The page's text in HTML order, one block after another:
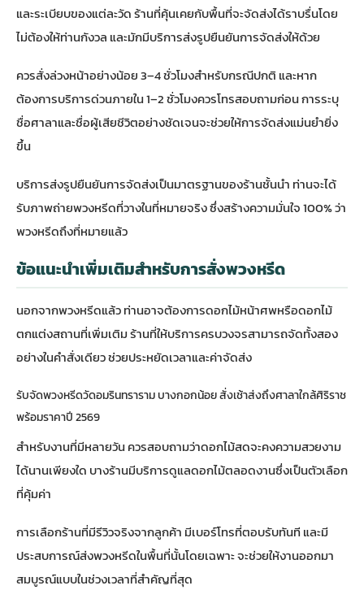
และระเบียบของแต่ละวัด ร้านที่คุ้นเคยกับพื้นที่จะจัดส่งได้ราบรื่นโดย
ไม่ต้องให้ท่านกังวล และมักมีบริการส่งรูปยืนยันการจัดส่งให้ด้วย
ควรสั่งล่วงหน้าอย่างน้อย 3–4 ชั่วโมงสำหรับกรณีปกติ และหาก
ต้องการบริการด่วนภายใน 1–2 ชั่วโมงควรโทรสอบถามก่อน การระบุ
ชื่อศาลาและชื่อผู้เสียชีวิตอย่างชัดเจนจะช่วยให้การจัดส่งแม่นยำยิ่ง
ขึ้น
บริการส่งรูปยืนยันการจัดส่งเป็นมาตรฐานของร้านชั้นนำ ท่านจะได้
รับภาพถ่ายพวงหรีดที่วางในที่หมายจริง ซึ่งสร้างความมั่นใจ 100% ว่า
พวงหรีดถึงที่หมายแล้ว
ข้อแนะนำเพิ่มเติมสำหรับการสั่งพวงหรีด
นอกจากพวงหรีดแล้ว ท่านอาจต้องการดอกไม้หน้าศพหรือดอกไม้
ตกแต่งสถานที่เพิ่มเติม ร้านที่ให้บริการครบวงจรสามารถจัดทั้งสอง
อย่างในคำสั่งเดียว ช่วยประหยัดเวลาและค่าจัดส่ง
รับจัดพวงหรีดวัดอมรินทราราม บางกอกน้อย สั่งเช้าส่งถึงศาลาใกล้ศิริราช
พร้อมราคาปี 2569
สำหรับงานที่มีหลายวัน ควรสอบถามว่าดอกไม้สดจะคงความสวยงาม
ได้นานเพียงใด บางร้านมีบริการดูแลดอกไม้ตลอดงานซึ่งเป็นตัวเลือก
ที่คุ้มค่า
การเลือกร้านที่มีรีวิวจริงจากลูกค้า มีเบอร์โทรที่ตอบรับทันที และมี
ประสบการณ์ส่งพวงหรีดในพื้นที่นั้นโดยเฉพาะ จะช่วยให้งานออกมา
สมบูรณ์แบบในช่วงเวลาที่สำคัญที่สุด